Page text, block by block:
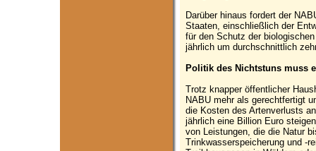
Darüber hinaus fordert der
Staaten, einschließlich der
für den Schutz der
jährlich um durchschnittlich
Politik des Nichtstuns muss
Trotz knapper öffentlicher
NABU mehr als gerechtfertigt
die Kosten des Artenverlusts
jährlich eine Billion Euro
von Leistungen, die die Natur
Trinkwasserspeicherung und -